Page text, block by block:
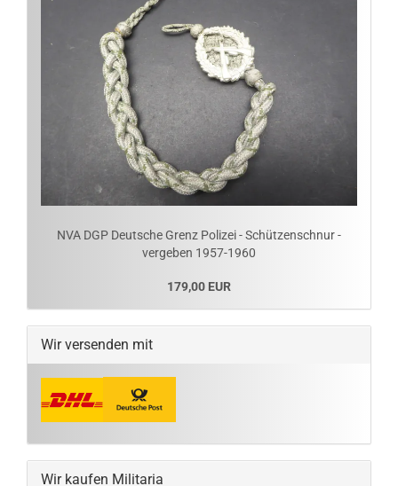
NVA DGP Deutsche Grenz Polizei - Schützenschnur -
vergeben 1957-1960
179,00 EUR
Wir versenden mit
Wir kaufen Militaria